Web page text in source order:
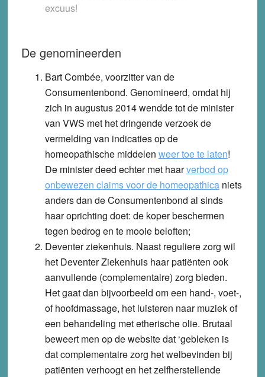
excuus!
De genomineerden
Bart Combée, voorzitter van de
Consumentenbond. Genomineerd, omdat hij
zich in augustus 2014 wendde tot de minister
van VWS met het dringende verzoek de
vermelding van indicaties op de
homeopathische middelen weer toe te laten!
De minister deed echter met haarverbod op
onbewezen claims voor de homeopathicaniets
anders dan de Consumentenbond al sinds
haar oprichting doet: de koper beschermen
tegen bedrog en te mooie beloften;
Deventer ziekenhuis. Naast reguliere zorg wil
het Deventer Ziekenhuis haar patiënten ook
aanvullende (complementaire) zorg bieden.
Het gaat dan bijvoorbeeld om een hand-, voet-,
of hoofdmassage, het luisteren naar muziek of
een behandeling met etherische olie. Brutaal
beweert men op de website dat ‘gebleken is
dat complementaire zorg het welbevinden bij
patiënten verhoogt en het zelfherstellende